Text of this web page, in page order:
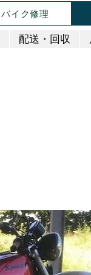
バイク修理
配送・回収